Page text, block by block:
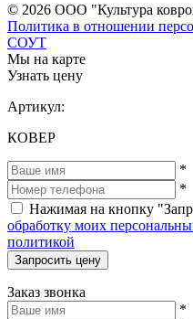
© 2026 ООО "Культура
Политика в отношении
СОУТ
Мы на карте
Узнать цену
Артикул:
КОВЕР
*
*
Нажимая на кнопку
обработку моих
политикой
Запросить цену
Заказ звонка
*